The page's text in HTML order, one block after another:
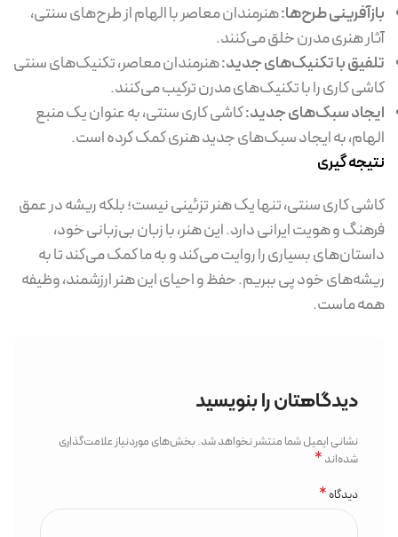
بازآفرینی طرح‌ها:هنرمندان معاصر با الهام از طرح‌های سنتی،
آثار هنری مدرن خلق می‌کنند.
تلفیق با تکنیک‌های جدید:هنرمندان معاصر، تکنیک‌های سنتی
کاشی کاری را با تکنیک‌های مدرن ترکیب می‌کنند.
ایجاد سبک‌های جدید:کاشی کاری سنتی، به عنوان یک منبع
الهام، به ایجاد سبک‌های جدید هنری کمک کرده است.
نتیجه گیری
کاشی کاری سنتی، تنها یک هنر تزئینی نیست؛ بلکه ریشه در عمق
فرهنگ و هویت ایرانی دارد. این هنر، با زبان بی‌زبانی خود،
داستان‌های بسیاری را روایت می‌کند و به ما کمک می‌کند تا به
ریشه‌های خود پی ببریم. حفظ و احیای این هنر ارزشمند، وظیفه
همه ماست.
دیدگاهتان را بنویسید
نشانی ایمیل شما منتشر نخواهد شد.بخش‌های موردنیاز علامت‌گذاری
شده‌اند *
دیدگاه *